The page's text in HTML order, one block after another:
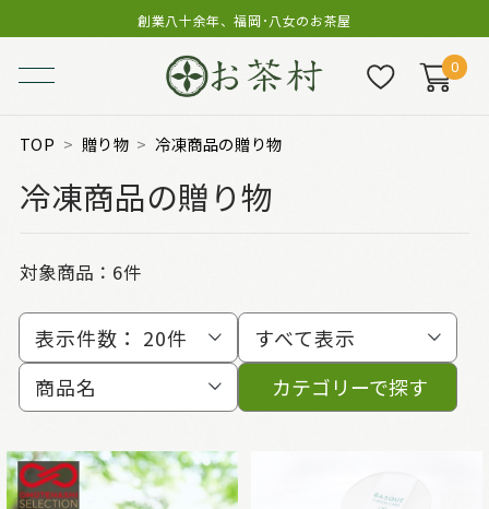
創業八十余年、福岡･八女のお茶屋
0
TOP 贈り物 冷凍商品の贈り物
冷凍商品の贈り物
対象商品： 6件
表示件数： 20件
すべて表示
商品名
カテゴリーで探す